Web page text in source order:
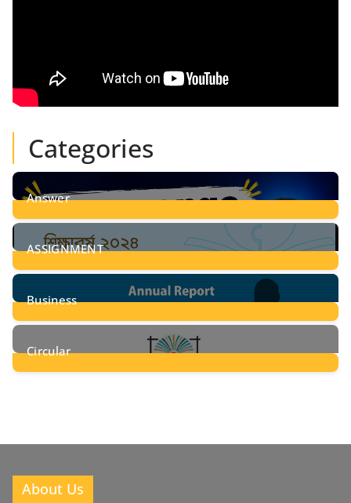
Categories
Answer
28Posts
ASSIGNMENT
24Posts
Business
8Posts
Circular
About Us